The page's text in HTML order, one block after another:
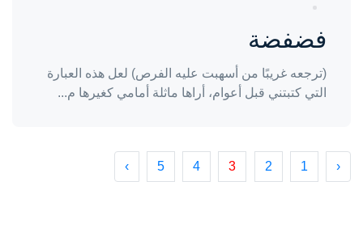
فضفضة
(ترجعه غريبًا من أسهبت عليه الفرص) لعل هذه العبارة
التي كتبتني قبل أعوام، أراها ماثلة أمامي كغيرها م...
‹
1
2
3
4
5
›